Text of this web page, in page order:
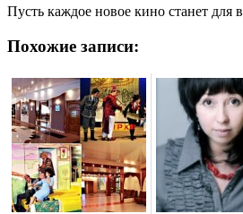
Пусть каждое новое кино станет для
Похожие записи: